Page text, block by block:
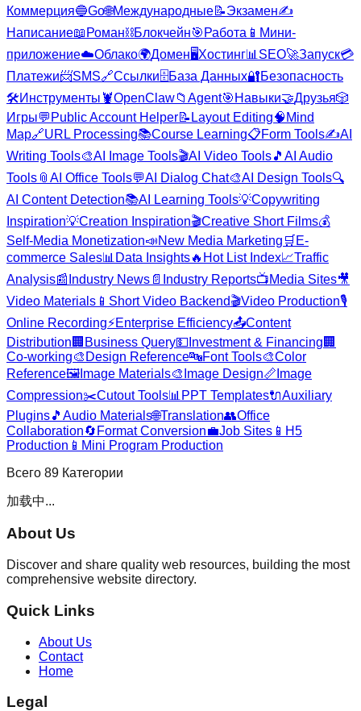
Коммерция🔵Go🌐Международные📝Экзамен✍️
Написание📖 Роман⛓️Блокчейн🎯 Работа 📱 Мини-
приложение☁️Облако🌍Домен🖥️Хостинг📊 SEO🚀Запуск💳
Платежи📨SMS🔗Ссылки🗄️База Данных🔐Безопасность
🛠️Инструменты 🦞OpenClaw📁 Agent🎯 Навыки🤝Друзья🎲
Игры💬 Public Account Helper📝 Layout Editing🧠 Mind
Map🔗URL Processing📚Course Learning📋Form Tools✍️AI
Writing Tools🎨AI Image Tools🎬AI Video Tools🎵 AI Audio
Tools 📎 AI Office Tools💬AI Dialog Chat🎨AI Design Tools🔍
AI Content Detection📚AI Learning Tools💡Copywriting
Inspiration💡Creation Inspiration🎬Creative Short Films💰
Self-Media Monetization📣New Media Marketing 🛒 E-
commerce Sales📊 Data Insights🔥 Hot List Index📈Traffic
Analysis📰 Industry News 📄 Industry Reports📺Media Sites🎥
Video Materials 📱 Short Video Backend🎬Video Production🎙️
Online Recording⚡Enterprise Efficiency📤Content
Distribution 🏢 Business Query💵 Investment & Financing 🏢
Co-working🎨 Design Reference🔤Font Tools🎨Color
Reference🖼️ Image Materials🎨 Image Design📏 Image
Compression✂️Cutout Tools📊 PPT Templates🔌Auxiliary
Plugins🎵 Audio Materials🌐Translation👥Office
Collaboration🔄 Format Conversion💼Job Sites 📱 H5
Production 📱 Mini Program Production
Всего 89 Категории
加载中...
About Us
Discover and share quality web resources, building the most
comprehensive website directory.
Quick Links
About Us
Contact
Home
Legal